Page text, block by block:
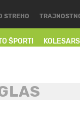
ŠPORTI
STREHO